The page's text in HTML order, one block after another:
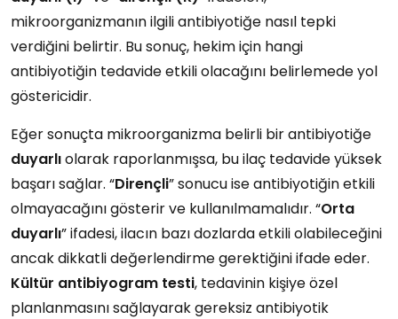
mikroorganizmanın ilgili antibiyotiğe nasıl tepki
verdiğini belirtir. Bu sonuç, hekim için hangi
antibiyotiğin tedavide etkili olacağını belirlemede yol
göstericidir.
Eğer sonuçta mikroorganizma belirli bir antibiyotiğe
duyarlıolarak raporlanmışsa, bu ilaç tedavide yüksek
başarı sağlar. “Dirençli” sonucu ise antibiyotiğin etkili
olmayacağını gösterir ve kullanılmamalıdır. “Orta
duyarlı” ifadesi, ilacın bazı dozlarda etkili olabileceğini
ancak dikkatli değerlendirme gerektiğini ifade eder.
Kültür antibiyogram testi, tedavinin kişiye özel
planlanmasını sağlayarak gereksiz antibiyotik